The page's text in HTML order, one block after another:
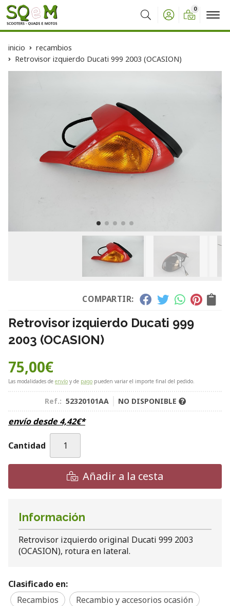
Buscar
0
inicio
recambios
Retrovisor izquierdo Ducati 999 2003 (OCASION)
COMPARTIR:
Retrovisor izquierdo Ducati 999
2003 (OCASION)
75,00€
Las modalidades de envío y de pago pueden variar el importe final del pedido.
Ref.: 52320101AA NO DISPONIBLE
envío desde4,42€*
Cantidad
Añadir a la cesta
Información
Retrovisor izquierdo original Ducati 999 2003
(OCASION), rotura en lateral.
Clasificado en:
Recambios
Recambio y accesorios ocasión